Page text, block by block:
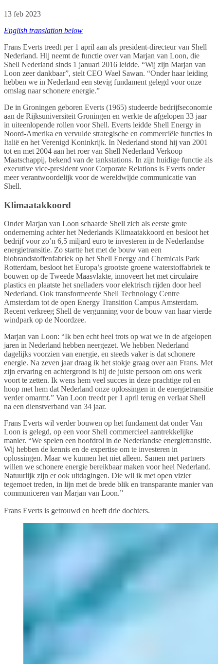
13 feb 2023
English translation below
Frans Everts treedt per 1 april aan als president-directeur van Shell
Nederland. Hij neemt de functie over van Marjan van Loon, die
Shell Nederland sinds 1 januari 2016 leidde. “Wij zijn Marjan van
Loon zeer dankbaar”, stelt CEO Wael Sawan. “Onder haar leiding
hebben we in Nederland een stevig fundament gelegd voor onze
omslag naar schonere energie.”
De in Groningen geboren Everts (1965) studeerde bedrijfseconomie
aan de Rijksuniversiteit Groningen en werkte de afgelopen 33 jaar
in uiteenlopende rollen voor Shell. Everts leidde Shell Energy in
Noord-Amerika en vervulde strategische en commerciële functies in
Italië en het Verenigd Koninkrijk. In Nederland stond hij van 2001
tot en met 2004 aan het roer van Shell Nederland Verkoop
Maatschappij, bekend van de tankstations. In zijn huidige functie als
executive vice-president voor Corporate Relations is Everts onder
meer verantwoordelijk voor de wereldwijde communicatie van
Shell.
Klimaatakkoord
Onder Marjan van Loon schaarde Shell zich als eerste grote
onderneming achter het Nederlands Klimaatakkoord en besloot het
bedrijf voor zo’n 6,5 miljard euro te investeren in de Nederlandse
energietransitie. Zo startte het met de bouw van een
biobrandstoffenfabriek op het Shell Energy and Chemicals Park
Rotterdam, besloot het Europa’s grootste groene waterstoffabriek te
bouwen op de Tweede Maasvlakte, innoveert het met circulaire
plastics en plaatste het snelladers voor elektrisch rijden door heel
Nederland. Ook transformeerde Shell Technology Centre
Amsterdam tot de open Energy Transition Campus Amsterdam.
Recent verkreeg Shell de vergunning voor de bouw van haar vierde
windpark op de Noordzee.
Marjan van Loon: “Ik ben echt heel trots op wat we in de afgelopen
jaren in Nederland hebben neergezet. We hebben Nederland
dagelijks voorzien van energie, en steeds vaker is dat schonere
energie. Na zeven jaar draag ik het stokje graag over aan Frans. Met
zijn ervaring en achtergrond is hij de juiste persoon om ons werk
voort te zetten. Ik wens hem veel succes in deze prachtige rol en
hoop met hem dat Nederland onze oplossingen in de energietransitie
verder omarmt.” Van Loon treedt per 1 april terug en verlaat Shell
na een dienstverband van 34 jaar.
Frans Everts wil verder bouwen op het fundament dat onder Van
Loon is gelegd, op een voor Shell commercieel aantrekkelijke
manier. “We spelen een hoofdrol in de Nederlandse energietransitie.
Wij hebben de kennis en de expertise om te investeren in
oplossingen. Maar we kunnen het niet alleen. Samen met partners
willen we schonere energie bereikbaar maken voor heel Nederland.
Natuurlijk zijn er ook uitdagingen. Die wil ik met open vizier
tegemoet treden, in lijn met de brede blik en transparante manier van
communiceren van Marjan van Loon.”
Frans Everts is getrouwd en heeft drie dochters.